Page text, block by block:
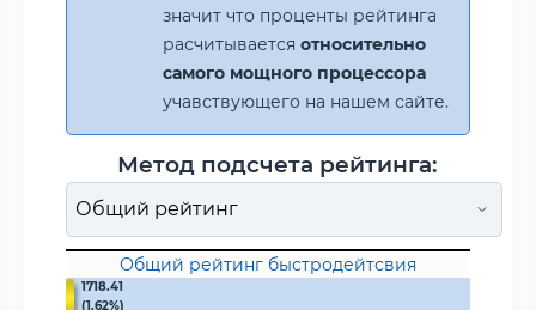
значит что проценты рейтинга
расчитывается относительно
самого мощного процессора
учавствующего на нашем сайте.
Метод подсчета рейтинга:
Общий рейтинг быстродейтсвия
1718.41
(1.62%)